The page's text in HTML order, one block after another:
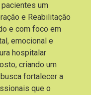
um
e Reabilitação
e com foco em
emocional e
hospitalar
criando um
fortalecer a
que o